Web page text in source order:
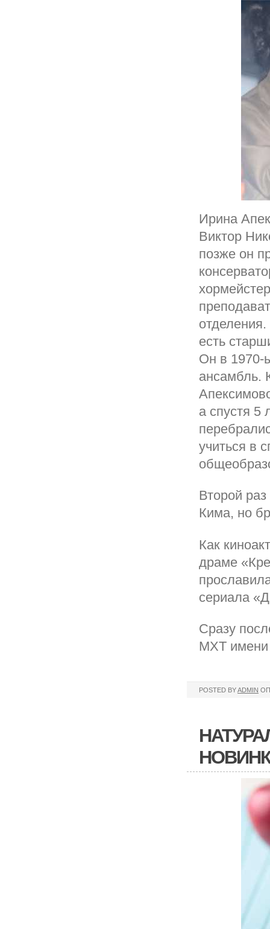
Ирина
Виктор
позже он
есть
Он в 1970-
ансамбль.
а спустя 5
учиться в
Второй
Кима, но
Как
драме
сериала
Сразу
МХТ имени
POSTED BYADMIN